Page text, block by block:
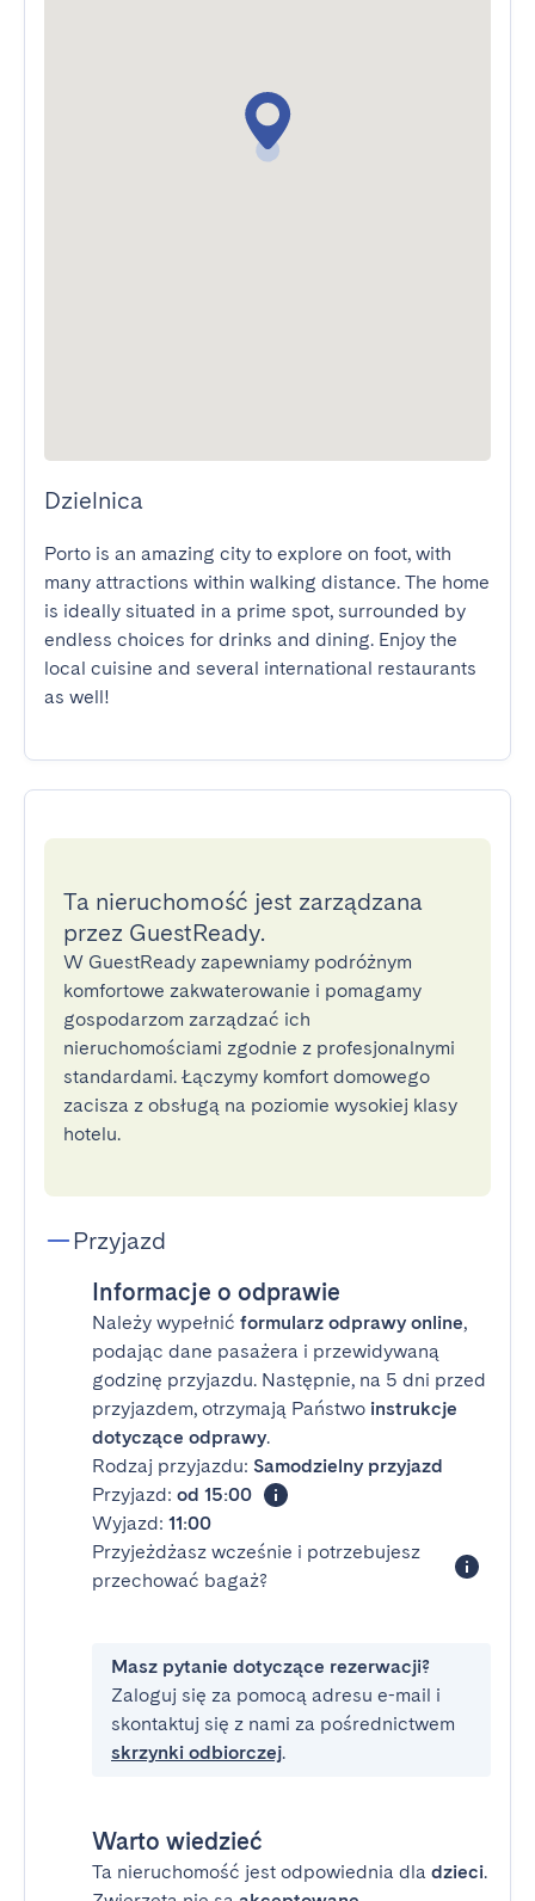
Dzielnica
Porto is an amazing city to explore on foot, with
many attractions within walking distance. The home
is ideally situated in a prime spot, surrounded by
endless choices for drinks and dining. Enjoy the
local cuisine and several international restaurants
as well!
Ta nieruchomość jest zarządzana
przez GuestReady.
W GuestReady zapewniamy podróżnym
komfortowe zakwaterowanie i pomagamy
gospodarzom zarządzać ich
nieruchomościami zgodnie z profesjonalnymi
standardami. Łączymy komfort domowego
zacisza z obsługą na poziomie wysokiej klasy
hotelu.
Przyjazd
Informacje o odprawie
Należy wypełnić formularz odprawy online,
podając dane pasażera i przewidywaną
godzinę przyjazdu. Następnie, na 5 dni przed
przyjazdem, otrzymają Państwo instrukcje
dotyczące odprawy.
Rodzaj przyjazdu: Samodzielny przyjazd
Przyjazd: od 15:00
Wyjazd: 11:00
Przyjeżdżasz wcześnie i potrzebujesz
przechować bagaż?
Masz pytanie dotyczące rezerwacji?
Zaloguj się za pomocą adresu e-mail i
skontaktuj się z nami za pośrednictwem
skrzynki odbiorczej.
Warto wiedzieć
Ta nieruchomość jest odpowiednia dla dzieci.